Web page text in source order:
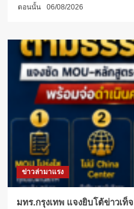
ความ
ทูต
มิตรภาพ
ที่
ยั่งยืน
ตอนนั้น 06/08/2026
ข่าวล่ามาแรง
มทร.กรุงเทพ แจงยิบโต้ข่าวเท็